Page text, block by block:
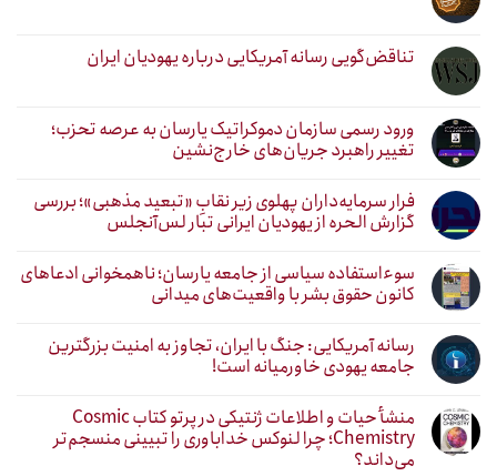
تناقض‌گویی رسانه آمریکایی درباره یهودیان ایران
ورود رسمی سازمان دموکراتیک یارسان به عرصه تحزب؛
تغییر راهبرد جریان‌های خارج‌نشین
فرار سرمایه‌داران پهلوی زیر نقابِ «تبعید مذهبی»؛ بررسی
گزارش الحره از یهودیان ایرانی تبار لس‌آنجلس
سوءاستفاده سیاسی از جامعه یارسان؛ ناهمخوانی ادعاهای
کانون حقوق بشر با واقعیت‌های میدانی
رسانه آمریکایی: جنگ با ایران، تجاوز به امنیت بزرگترین
جامعه یهودی خاورمیانه است!
منشأ حیات و اطلاعات ژنتیکی در پرتو کتاب Cosmic
Chemistry؛ چرا لنوکس خداباوری را تبیینی منسجم‌تر
می‌داند؟